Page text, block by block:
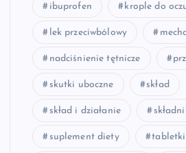
ibuprofen krople do
lek przeciwbólowy
nadciśnienie tętnicze
skutki uboczne skład
skład i działanie
suplement diety tabletki